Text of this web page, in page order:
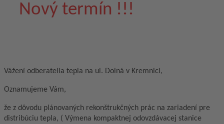
Nový termín !!!
Vážení odberatelia tepla na ul. Dolná v Kremnici,
Oznamujeme Vám,
že z dôvodu plánovaných rekonštrukčných prác na zariadení pre
distribúciu tepla, ( Výmena kompaktnej odovzdávacej stanice